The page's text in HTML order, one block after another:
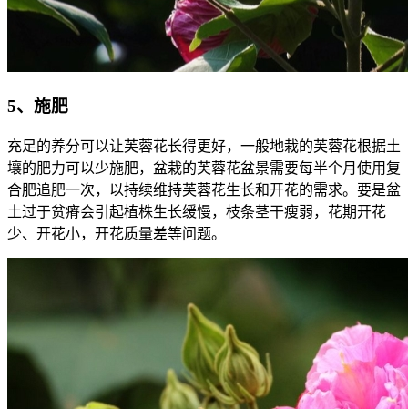
5、施肥
充足的养分可以让芙蓉花长得更好，一般地栽的芙蓉花根据土
壤的肥力可以少施肥，盆栽的芙蓉花盆景需要每半个月使用复
合肥追肥一次，以持续维持芙蓉花生长和开花的需求。要是盆
土过于贫瘠会引起植株生长缓慢，枝条茎干瘦弱，花期开花
少、开花小，开花质量差等问题。